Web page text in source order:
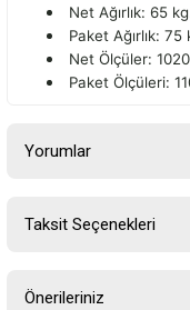
Net Ağırlık: 65
Paket Ağırlık: 75
Net Ölçüler:
Paket Ölçüleri:
Yorumlar
Taksit Seçenekleri
Önerileriniz